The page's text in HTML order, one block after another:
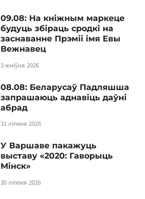
09.08: На кніжным маркеце
будуць збіраць сродкі на
заснаванне Прэміі імя Евы
Вежнавец
3 жніўня 2026
08.08: Беларусаў Падляшша
запрашаюць аднавіць даўні
абрад
31 ліпеня 2026
У Варшаве пакажуць
выставу «2020: Гаворыць
Мінск»
30 ліпеня 2026